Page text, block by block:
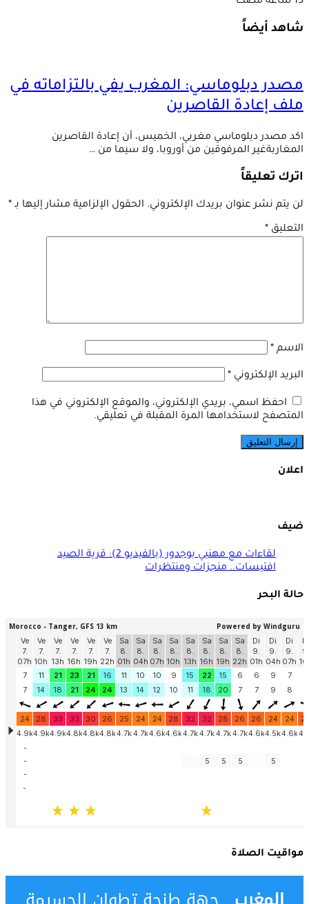
شاهد أيضاً
مصدر دبلوماسي: المغرب يفي بالتزاماته في
ملف إعادة القاصرين
اكد مصدر دبلوماسي مغربي، الخميس، أن إعادة القاصرين
المغاربةغير المرفوقين من أوروبا، ولا سيما من …
اترك تعليقاً
لن يتم نشر عنوان بريدك الإلكتروني. الحقول الإلزامية مشار إليها بـ*
التعليق *
الاسم *
البريد الإلكتروني *
احفظ اسمي، بريدي الإلكتروني، والموقع الإلكتروني في هذا
المتصفح لاستخدامها المرة المقبلة في تعليقي.
اعلان
ضيف
لقاءات مع مهنيي بوجدور (بالفيديو 2): قرية الصيد
افتيسات.. منجزات ومنتظرات
حالة البحر
مواقيت الصلاة